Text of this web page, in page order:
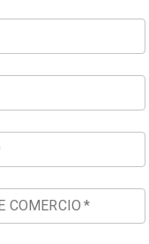
COMERCIO *